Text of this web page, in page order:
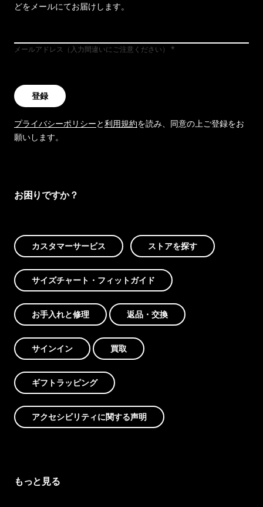
どをメールにてお届けします。
メールアドレス（入力間違いにご注意ください）
登録
プライバシーポリシーと利用規約を読み、同意の上ご登録をお
願いします。
お困りですか？
カスタマーサービス ストアを探す
サイズチャート・フィットガイド
お手入れと修理 返品・交換
サインイン 買取
ギフトラッピング
アクセシビリティに関する声明
もっと見る